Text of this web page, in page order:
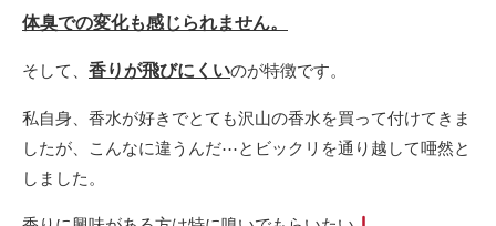
体臭での変化も感じられません。
そして、 香りが飛びにくいのが特徴です。
私自身、香水が好きでとても沢山の香水を買って付けてきま
したが、こんなに違うんだ⋯とビックリを通り越して唖然と
しました。